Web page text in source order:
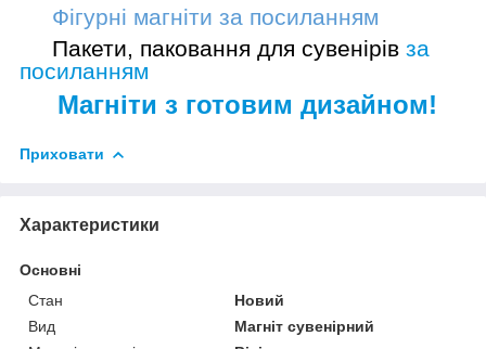
Фігурні магніти за посиланням
Пакети, паковання для сувенірів за
посиланням
Магніти з готовим дизайном!
Приховати
Характеристики
Основні
Стан
Новий
Вид
Магніт сувенірний